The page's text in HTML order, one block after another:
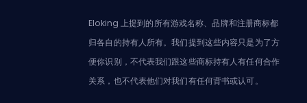
Eloking 上提到的所有游戏名称、品牌和注册商标都
归各自的持有人所有。我们提到这些内容只是为了方
便你识别，不代表我们跟这些商标持有人有任何合作
关系，也不代表他们对我们有任何背书或认可。